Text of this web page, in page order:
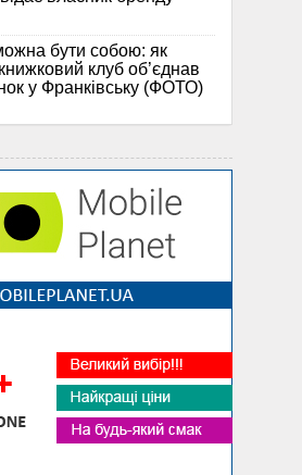
бути собою: як
клуб об’єднав
у Франківську (ФОТО)